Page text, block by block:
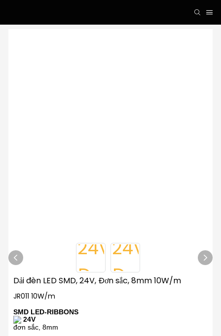
Dải đèn LED SMD, 24V, Đơn sắc, 8mm 10W/m
JR011 10W/m
SMD LED-RIBBONS
24V
đơn sắc, 8mm